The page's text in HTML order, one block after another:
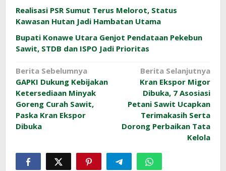
Realisasi PSR Sumut Terus Melorot, Status
Kawasan Hutan Jadi Hambatan Utama
Bupati Konawe Utara Genjot Pendataan Pekebun
Sawit, STDB dan ISPO Jadi Prioritas
Navigasi
pos
Berita Sebelumnya
GAPKI Dukung Kebijakan
Ketersediaan Minyak
Goreng Curah Sawit,
Paska Kran Ekspor
Dibuka
Berita Selanjutnya
Kran Ekspor Migor
Dibuka, 7 Asosiasi
Petani Sawit Ucapkan
Terimakasih Serta
Dorong Perbaikan Tata
Kelola